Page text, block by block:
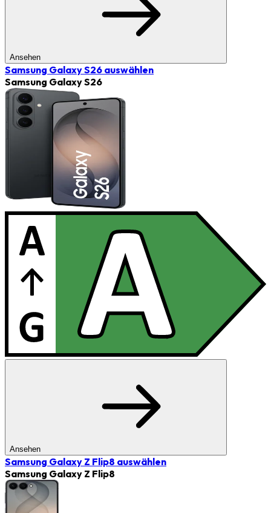
Ansehen
Samsung Galaxy S26 auswählen
Samsung Galaxy S26
Ansehen
Samsung Galaxy Z Flip8 auswählen
Samsung Galaxy Z Flip8